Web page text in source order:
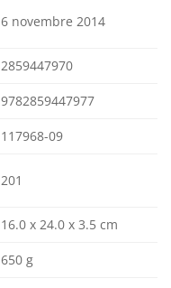
6 novembre 2014
2859447970
9782859447977
117968-09
201
16.0 x 24.0 x 3.5 cm
650 g